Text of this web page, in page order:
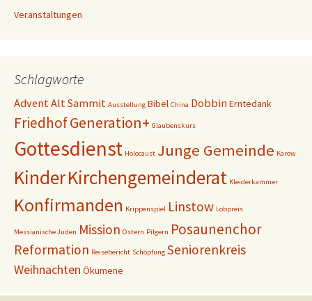
Veranstaltungen
Schlagworte
AdventAlt Sammit Ausstellung Bibel China Dobbin Erntedank
FriedhofGeneration+ Glaubenskurs
Gottesdienst Holocaust Junge Gemeinde Karow
KinderKirchengemeinderat Kleiderkammer
Konfirmanden Krippenspiel Linstow Lobpreis
Messianische Juden Mission Ostern Pilgern Posaunenchor
Reformation Reisebericht Schöpfung Seniorenkreis
Weihnachten Ökumene